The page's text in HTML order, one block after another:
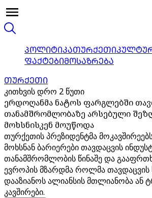
ᲞᲝᲚᲘᲢᲘᲙᲐᲗᲣᲠᲥᲔᲗᲘ
ᲤᲐᲥᲢᲔᲑᲘᲛᲝᲡᲐᲖᲠᲔᲑᲐ
ᲗᲣᲠᲥᲔᲗᲘ
კითხვის დრო 2 წუთი
ერდოღანმა ნატოს ფარგლებში
თანამშრომლობაზე არსებული
მოხსნისკენ მოუწოდა
თურქეთის პრეზიდენტმა
მოხსნან ბარიერები თავდაცვის
თანამშრომლობის წინაშე და
ევროპის მზარდმა როლმა
დააზიანოს ალიანსის მთლიანობა ან
კავშირები.